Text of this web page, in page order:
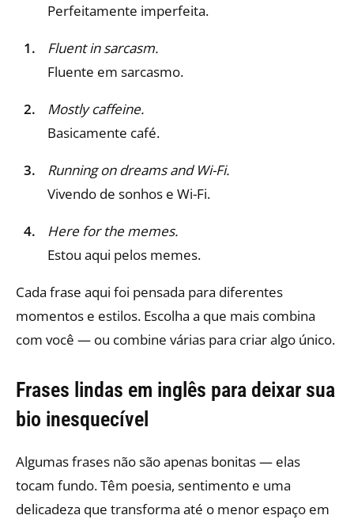
Perfeitamente imperfeita.
Fluent in sarcasm.
Fluente em sarcasmo.
Mostly caffeine.
Basicamente café.
Running on dreams and Wi-Fi.
Vivendo de sonhos e Wi-Fi.
Here for the memes.
Estou aqui pelos memes.
Cada frase aqui foi pensada para diferentes
momentos e estilos. Escolha a que mais combina
com você — ou combine várias para criar algo único.
Frases lindas em inglês para deixar sua
bio inesquecível
Algumas frases não são apenas bonitas — elas
tocam fundo. Têm poesia, sentimento e uma
delicadeza que transforma até o menor espaço em